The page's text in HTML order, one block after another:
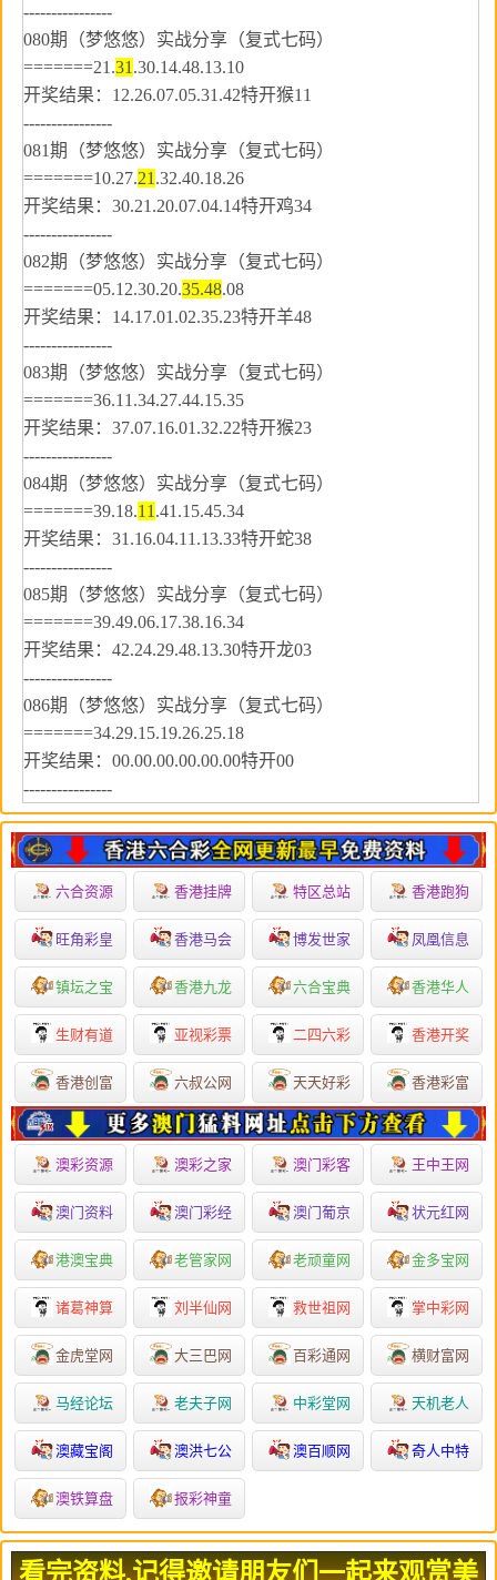
----------------
080期（梦悠悠）实战分享（复式七码）
=======21.31 .30.14.48.13.10
开奖结果：12.26.07.05.31.42特开猴11
----------------
081期（梦悠悠）实战分享（复式七码）
=======10.27.21 .32.40.18.26
开奖结果：30.21.20.07.04.14特开鸡34
----------------
082期（梦悠悠）实战分享（复式七码）
=======05.12.30.20.35.48.08
开奖结果：14.17.01.02.35.23特开羊48
----------------
083期（梦悠悠）实战分享（复式七码）
=======36.11.34.27.44.15.35
开奖结果：37.07.16.01.32.22特开猴23
----------------
084期（梦悠悠）实战分享（复式七码）
=======39.18.11 .41.15.45.34
开奖结果：31.16.04.11.13.33特开蛇38
----------------
085期（梦悠悠）实战分享（复式七码）
=======39.49.06.17.38.16.34
开奖结果：42.24.29.48.13.30特开龙03
----------------
086期（梦悠悠）实战分享（复式七码）
=======34.29.15.19.26.25.18
开奖结果：00.00.00.00.00.00特开00
----------------
六合资源 香港挂牌 特区总站 香港跑狗
旺角彩皇 香港马会 博发世家 凤凰信息
镇坛之宝 香港九龙 六合宝典 香港华人
生财有道 亚视彩票 二四六彩 香港开奖
香港创富 六叔公网 天天好彩 香港彩富
澳彩资源 澳彩之家 澳门彩客 王中王网
澳门资料 澳门彩经 澳门葡京 状元红网
港澳宝典 老管家网 老顽童网 金多宝网
诸葛神算 刘半仙网 救世祖网 掌中彩网
金虎堂网 大三巴网 百彩通网 横财富网
马经论坛 老夫子网 中彩堂网 天机老人
澳藏宝阁 澳洪七公 澳百顺网 奇人中特
澳铁算盘 报彩神童
看完资料,记得邀请朋友们一起来观赏美